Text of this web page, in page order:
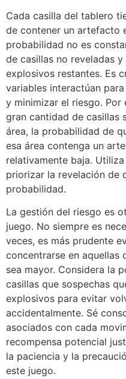
Cada casilla del tablero
de contener un artefacto
probabilidad no es
de casillas no reveladas
explosivos restantes. Es
variables interactúan
y minimizar el riesgo. Por
gran cantidad de casillas
área, la probabilidad de
esa área contenga un
relativamente baja.
priorizar la revelación de
probabilidad.
La gestión del riesgo es
juego. No siempre es
veces, es más prudente
concentrarse en
sea mayor. Considera la
casillas que sospechas
explosivos para evitar
accidentalmente. Sé
asociados con cada
recompensa potencial
la paciencia y la
este juego.